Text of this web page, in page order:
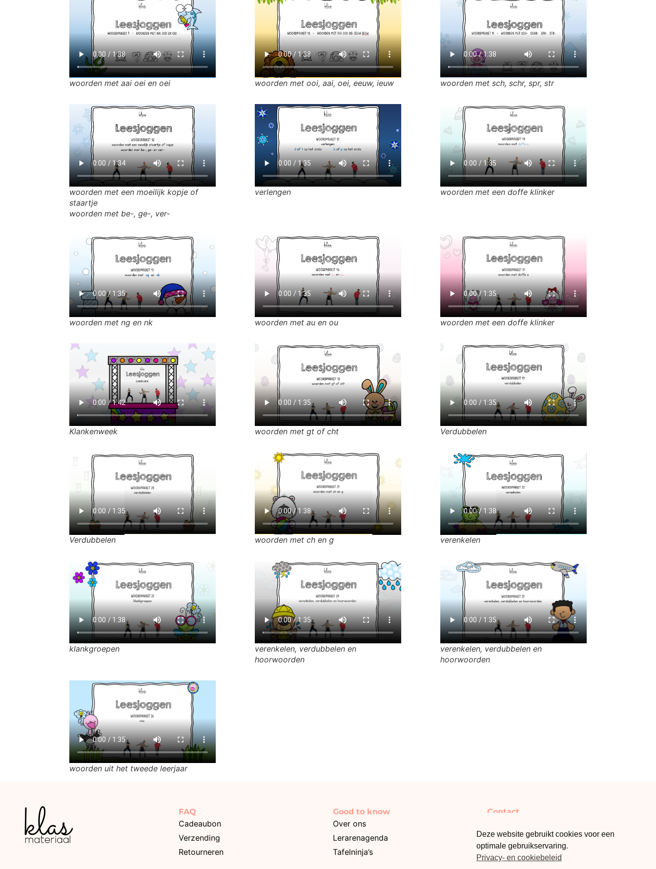
woorden met aai oei en oei woorden met ooi, aai, oei, eeuw, ieuw woorden met sch, schr, spr, str
woorden met een moeilijk kopje of
staartje
woorden met be-, ge-, ver-
verlengen woorden met een doffe klinker
woorden met ng en nk woorden met au en ou woorden met een doffe klinker
Klankenweek woorden met gt of cht Verdubbelen
Verdubbelen woorden met ch en g verenkelen
klankgroepen
verenkelen, verdubbelen en
hoorwoorden
verenkelen, verdubbelen en
hoorwoorden
woorden uit het tweede leerjaar
FAQ
Cadeaubon
Verzending
Retourneren
Good to know
Over ons
Lerarenagenda
Tafelninja’s
Contact
Laat een review achter
Deze website gebruikt cookies voor een
optimale gebruikservaring.
Privacy- en cookiebeleid